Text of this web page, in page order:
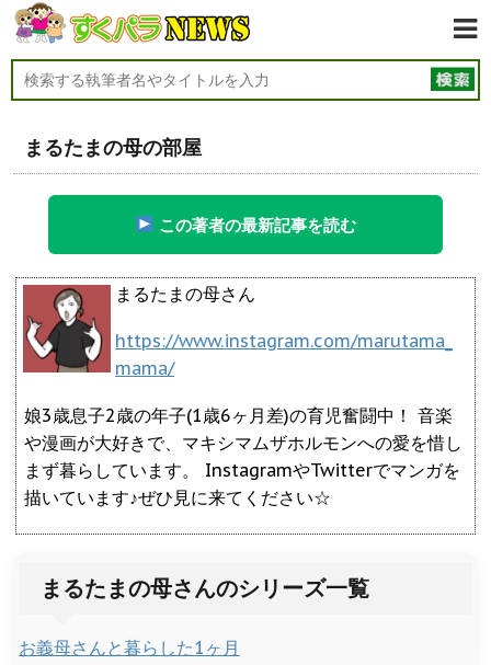
まるたまの母の部屋
この著者の最新記事を読む
まるたまの母さん
https://www.instagram.com/marutama_
mama/
娘3歳息子2歳の年子(1歳6ヶ月差)の育児奮闘中！ 音楽
や漫画が大好きで、マキシマムザホルモンへの愛を惜し
まず暮らしています。 InstagramやTwitterでマンガを
描いています♪ぜひ見に来てください☆
まるたまの母さんのシリーズ一覧
お義母さんと暮らした1ヶ月